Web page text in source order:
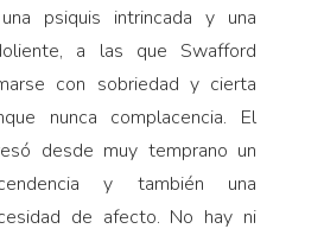
psiquis intrincada y una
a las que Swafford
con sobriedad y cierta
nunca compla­cencia. El
desde muy temprano un
y también una
de afecto. No hay ni